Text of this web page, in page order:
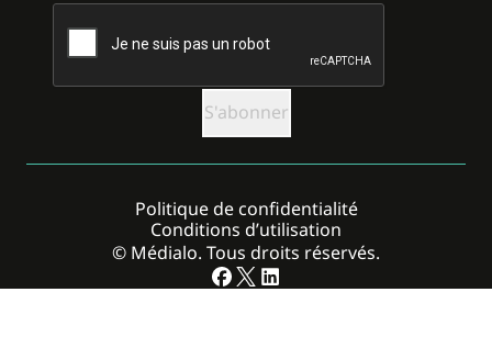
CAPTCHA
© Médialo. Tous droits réservés.
Politique de confidentialité
Conditions d’utilisation